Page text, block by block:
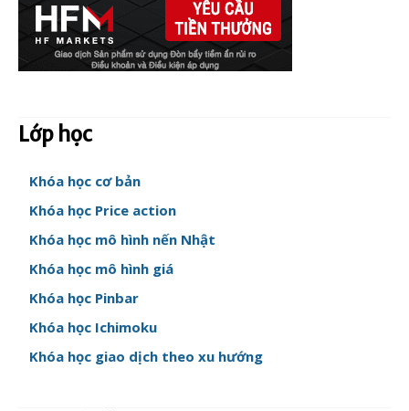
Lớp học
Khóa học cơ bản
Khóa học Price action
Khóa học mô hình nến Nhật
Khóa học mô hình giá
Khóa học Pinbar
Khóa học Ichimoku
Khóa học giao dịch theo xu hướng